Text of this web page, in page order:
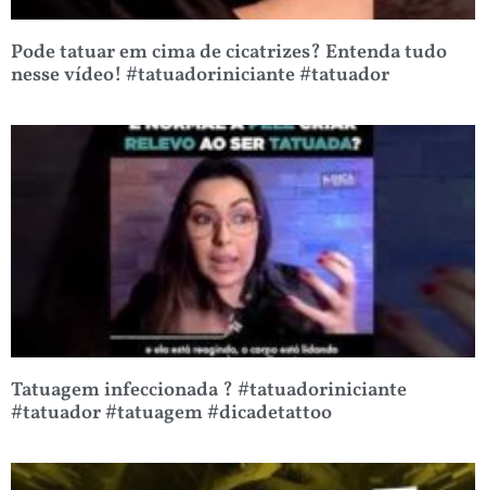
Pode tatuar em cima de cicatrizes? Entenda tudo
nesse vídeo! #tatuadoriniciante #tatuador
Tatuagem infeccionada ? #tatuadoriniciante
#tatuador #tatuagem #dicadetattoo